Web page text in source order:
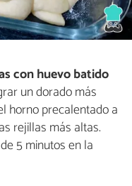
con huevo batido
un dorado más
horno precalentado a
rejillas más altas.
5 minutos en la